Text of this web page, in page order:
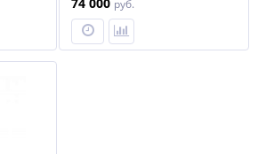
200л СОРОКИН
руб.